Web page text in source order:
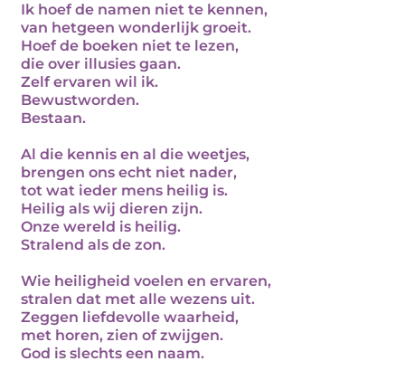
Ik hoef de namen niet te kennen,
van hetgeen wonderlijk groeit.
Hoef de boeken niet te lezen,
die over illusies gaan.
Zelf ervaren wil ik.
Bewustworden.
Bestaan.
Al die kennis en al die weetjes,
brengen ons echt niet nader,
tot wat ieder mens heilig is.
Heilig als wij dieren zijn.
Onze wereld is heilig.
Stralend als de zon.
Wie heiligheid voelen en ervaren,
stralen dat met alle wezens uit.
Zeggen liefdevolle waarheid,
met horen, zien of zwijgen.
God is slechts een naam.